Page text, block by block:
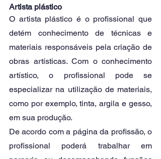
Artista plástico
O artista plástico é o profissional que
detém conhecimento de técnicas e
materiais responsáveis pela criação de
obras artísticas. Com o conhecimento
artístico, o profissional pode se
especializar na utilização de materiais,
como por exemplo, tinta, argila e gesso,
em sua produção.
De acordo com a página da profissão, o
profissional poderá trabalhar em